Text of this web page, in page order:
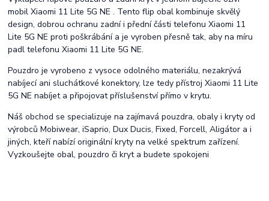
mobil Xiaomi 11 Lite 5G NE . Tento flip obal kombinuje skvělý
design, dobrou ochranu zadní i přední části telefonu Xiaomi 11
Lite 5G NE proti poškrábání a je vyroben přesně tak, aby na míru
padl telefonu Xiaomi 11 Lite 5G NE.
Pouzdro je vyrobeno z vysoce odolného materiálu, nezakrývá
nabíjecí ani sluchátkové konektory, lze tedy přístroj Xiaomi 11 Lite
5G NE nabíjet a připojovat příslušenství přímo v krytu.
Náš obchod se specializuje na zajímavá pouzdra, obaly i kryty od
výrobců Mobiwear, iSaprio, Dux Ducis, Fixed, Forcell, Aligátor a i
jiných, kteří nabízí originální kryty na velké spektrum zařízení.
Vyzkoušejte obal, pouzdro či kryt a budete spokojeni